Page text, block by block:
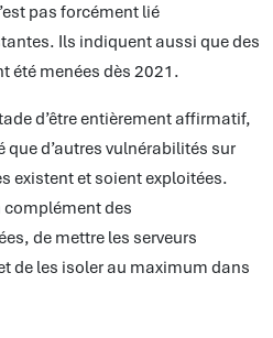
pas forcément lié
Ils indiquent aussi que des
été menées dès 2021.
d’être entièrement affirmatif,
d’autres vulnérabilités sur
existent et soient exploitées.
des
de mettre les serveurs
de les isoler au maximum dans